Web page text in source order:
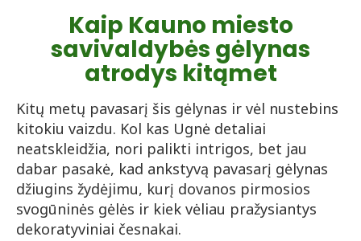
Kaip Kauno miesto
savivaldybės gėlynas
atrodys kitąmet
Kitų metų pavasarį šis gėlynas ir vėl nustebins
kitokiu vaizdu. Kol kas Ugnė detaliai
neatskleidžia, nori palikti intrigos, bet jau
dabar pasakė, kad ankstyvą pavasarį gėlynas
džiugins žydėjimu, kurį dovanos pirmosios
svogūninės gėlės ir kiek vėliau pražysiantys
dekoratyviniai česnakai.